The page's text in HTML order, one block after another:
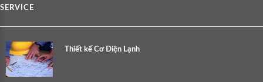
SERVICE
Thiết kế Cơ Điện Lạnh